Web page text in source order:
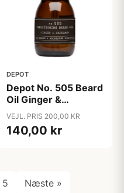
DEPOT
Depot No. 505 Beard
Oil Ginger &
Cardamom (30 ml)
VEJL. PRIS 200,00 KR
140,00 kr
5 Næste »